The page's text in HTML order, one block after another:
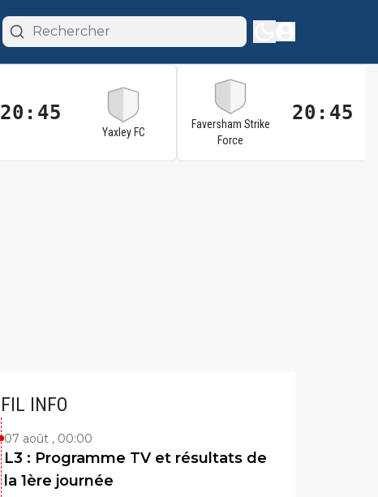
20:45
Yaxley FC
Faversham Strike
Force
20:45
FIL INFO
07 août , 00:00
L3 : Programme TV et résultats de
la 1ère journée